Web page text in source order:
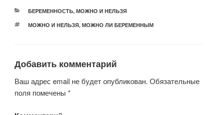
РУБРИКИ
БЕРЕМЕННОСТЬ, МОЖНО И НЕЛЬЗЯ
МЕТКИ
МОЖНО И НЕЛЬЗЯ, МОЖНО ЛИ БЕРЕМЕННЫМ
Добавить комментарий
Ваш адрес email не будет опубликован. Обязательные
поля помечены *